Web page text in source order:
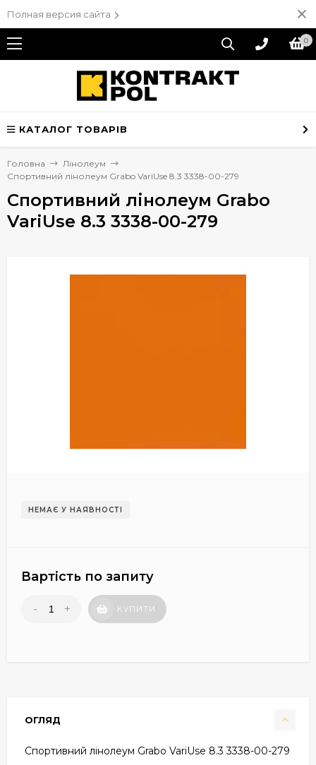
Полная версия сайта
0
КАТАЛОГ ТОВАРІВ
Головна
Лінолеум
Спортивний лінолеум Grabo VariUse 8.3 3338-00-279
Спортивний лінолеум Grabo
VariUse 8.3 3338-00-279
НЕМАЄ У НАЯВНОСТІ
Вартість по запиту
- + КУПИТИ
ОГЛЯД
Спортивний лінолеум Grabo VariUse 8.3 3338-00-279